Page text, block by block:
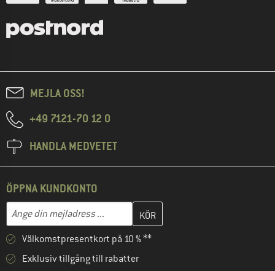
MEJLA OSS!
+49 7121-70 12 0
HANDLA MEDVETET
ÖPPNA KUNDKONTO
Mejladress
Skriv in din e-postadress här och skapa ditt kundkonto i nästa
Välkomstpresentkort på 10 % **
Exklusiv tillgång till rabatter